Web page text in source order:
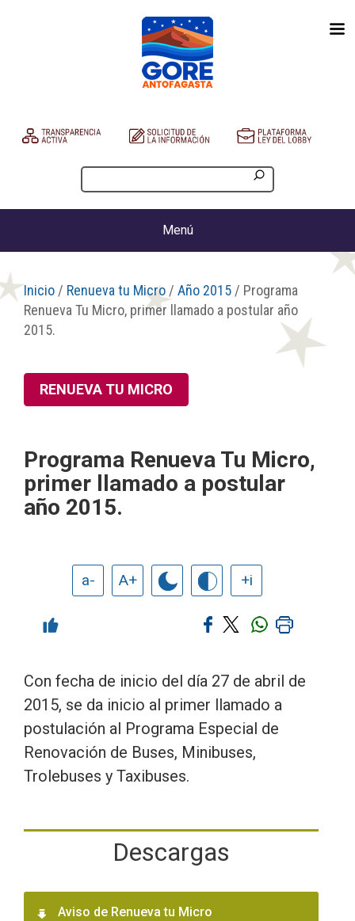
Menú
Inicio / Renueva tu Micro / Año 2015 / Programa
Renueva Tu Micro, primer llamado a postular año
2015.
RENUEVA TU MICRO
Programa Renueva Tu Micro,
primer llamado a postular
año 2015.
a- A+ +i
Con fecha de inicio del día 27 de abril de
2015, se da inicio al primer llamado a
postulación al Programa Especial de
Renovación de Buses, Minibuses,
Trolebuses y Taxibuses.
Descargas
Aviso de Renueva tu Micro